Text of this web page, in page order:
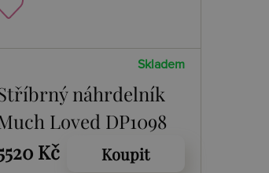
Skladem
náhrdelník
Loved DP1098
Kč
Koupit